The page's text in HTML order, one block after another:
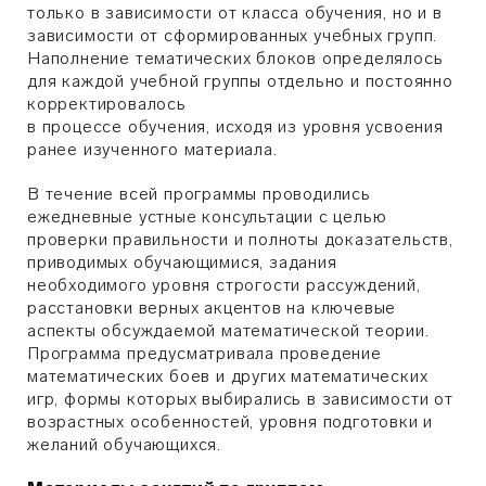
только в зависимости от класса обучения, но и в
зависимости от сформированных учебных групп.
Наполнение тематических блоков определялось
для каждой учебной группы отдельно и постоянно
корректировалось
в процессе обучения, исходя из уровня усвоения
ранее изученного материала.
В течение всей программы проводились
ежедневные устные консультации с целью
проверки правильности и полноты доказательств,
приводимых обучающимися, задания
необходимого уровня строгости рассуждений,
расстановки верных акцентов на ключевые
аспекты обсуждаемой математической теории.
Программа предусматривала проведение
математических боев и других математических
игр, формы которых выбирались в зависимости от
возрастных особенностей, уровня подготовки и
желаний обучающихся.